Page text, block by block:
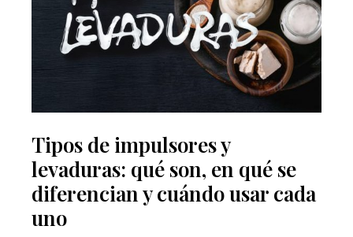
Tipos de impulsores y
levaduras: qué son, en qué se
diferencian y cuándo usar cada
uno